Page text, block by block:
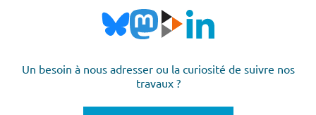
Un besoin à nous adresser ou la curiosité de suivre nos
travaux ?